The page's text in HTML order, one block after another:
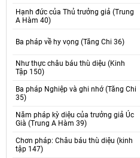
Hạnh đức của Thủ trưởng giả (Trung
A Hàm 40)
Ba pháp về hy vọng (Tăng Chi 36)
Như thực châu báu thù diệu (Kinh
Tập 150)
Ba pháp Nghiệp và ghi nhớ (Tăng Chi
35)
Năm pháp kỳ diệu của trưởng giả Úc
Già (Trung A Hàm 39)
Chơn pháp: Châu báu thù diệu (kinh
tập 147)